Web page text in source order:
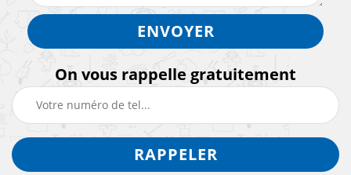
On vous rappelle gratuitement